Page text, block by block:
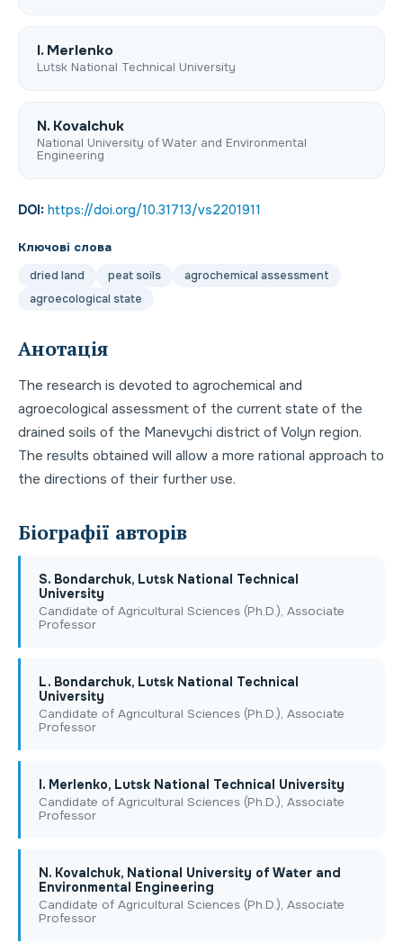
I. Merlenko
Lutsk National Technical University
N. Kovalchuk
National University of Water and Environmental
Engineering
DOI: https://doi.org/10.31713/vs2201911
Ключові слова
dried land peat soils
agrochemical assessment
agroecological state
Анотація
The research is devoted to agrochemical and
agroecological assessment of the current state of the
drained soils of the Manevychi district of Volyn region.
The results obtained will allow a more rational approach to
the directions of their further use.
Біографії авторів
S. Bondarchuk, Lutsk National Technical
University
Candidate of Agricultural Sciences (Ph.D.), Associate
Professor
L. Bondarchuk, Lutsk National Technical
University
Candidate of Agricultural Sciences (Ph.D.), Associate
Professor
I. Merlenko, Lutsk National Technical University
Candidate of Agricultural Sciences (Ph.D.), Associate
Professor
N. Kovalchuk, National University of Water and
Environmental Engineering
Candidate of Agricultural Sciences (Ph.D.), Associate
Professor